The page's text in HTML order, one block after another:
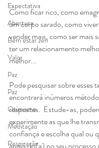
Expectativa
Abertura
Bem estar zen
Valor
Paz
Paz
Otimismo
Meditação
Respiração
Como ficar rico, como
um corpo sarado, como
vender mais, como ser mais
ter um relacionamento
melhor...
Pode pesquisar sobre esses
encontrará inúmeros
respostas.  Estude-as,
experimente as que lhe
confiança e escolha qual ou